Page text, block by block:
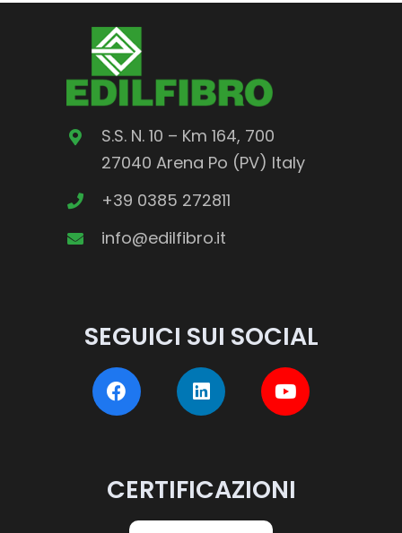
S.S. N. 10 – Km 164, 700
27040 Arena Po (PV) Italy
+39 0385 272811
info@edilfibro.it
SEGUICI SUI SOCIAL
CERTIFICAZIONI